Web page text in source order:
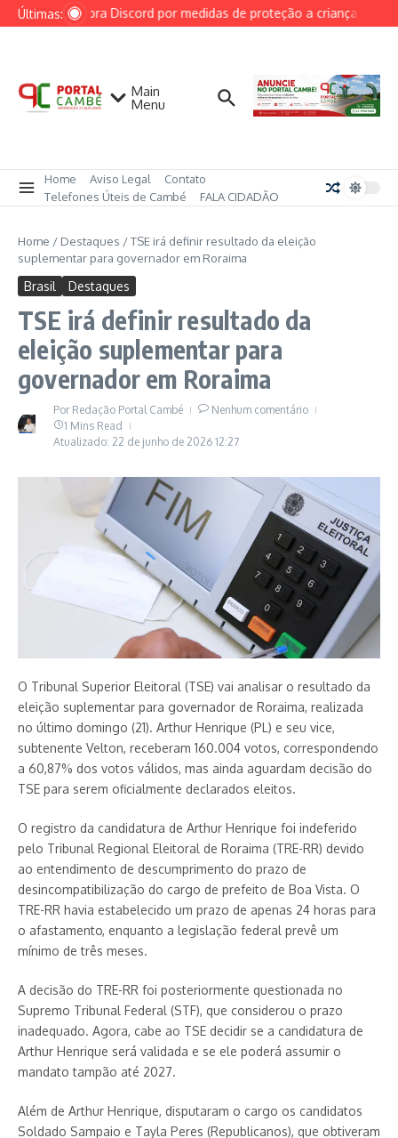
Ir para o conteúdo
Últimas:AGU cobra Discord por medidas de proteção a crianças após
Main
Menu
Home Aviso Legal
Contato
Telefones Úteis de Cambé
FALA CIDADÃO
Home / Destaques /TSE irá definir resultado da eleição
suplementar para governador em Roraima
Brasil Destaques
TSE irá definir resultado da
eleição suplementar para
governador em Roraima
Por Redação Portal Cambé
Nenhum comentário
1 Mins Read
Atualizado: 22 de junho de 2026 12:27
O Tribunal Superior Eleitoral (TSE) vai analisar o resultado da
eleição suplementar para governador de Roraima, realizada
no último domingo (21). Arthur Henrique (PL) e seu vice,
subtenente Velton, receberam 160.004 votos, correspondendo
a 60,87% dos votos válidos, mas ainda aguardam decisão do
TSE para serem oficialmente declarados eleitos.
O registro da candidatura de Arthur Henrique foi indeferido
pelo Tribunal Regional Eleitoral de Roraima (TRE-RR) devido
ao entendimento de descumprimento do prazo de
desincompatibilização do cargo de prefeito de Boa Vista. O
TRE-RR havia estabelecido um prazo de apenas 24 horas para
o afastamento, enquanto a legislação federal prevê um
mínimo de três meses.
A decisão do TRE-RR foi posteriormente questionada no
Supremo Tribunal Federal (STF), que considerou o prazo
inadequado. Agora, cabe ao TSE decidir se a candidatura de
Arthur Henrique será validada e se ele poderá assumir o
mandato tampão até 2027.
Além de Arthur Henrique, disputaram o cargo os candidatos
Soldado Sampaio e Tayla Peres (Republicanos), que obtiveram